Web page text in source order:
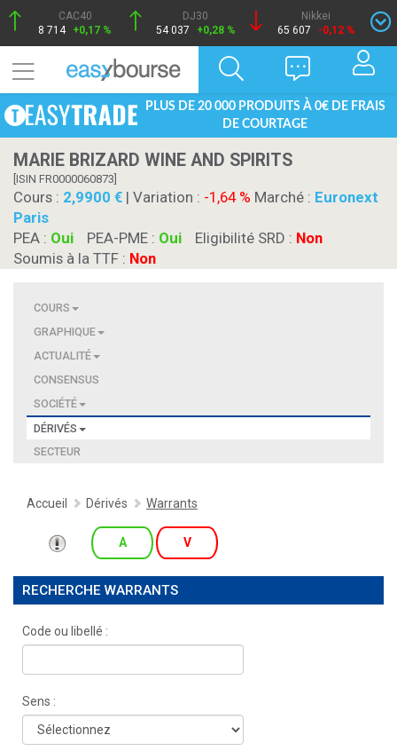
CAC40
8 714 +0,17 %
DJ30
54 037
+0,28 %
Nikkei
65 607
-0,12 %
PLUS DE 20 000 PRODUITS À 0€ DE FRAIS
DE COURTAGE
MARIE BRIZARD WINE AND SPIRITS
[ISIN FR0000060873]
Cours : 2,9900 | Variation : -1,64 % Marché : Euronext
Paris
PEA : Oui PEA-PME : Oui Eligibilité SRD : Non
Soumis à la TTF : Non
COURS
GRAPHIQUE
ACTUALITÉ
CONSENSUS
SOCIÉTÉ
DÉRIVÉS
SECTEUR
Accueil Dérivés Warrants
A V
RECHERCHE WARRANTS
Code ou libellé :
Sens :